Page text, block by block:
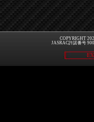
COPYRIGHT
JASRAC許諾番号